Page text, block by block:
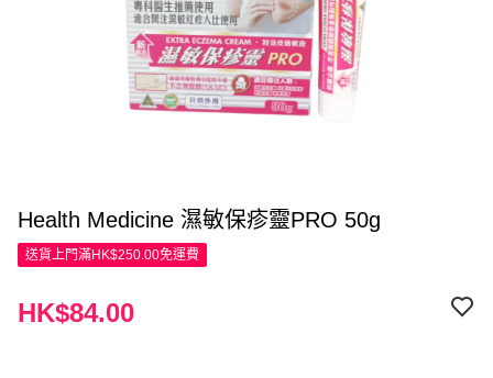
Health Medicine 濕敏保疹靈PRO 50g
送貨上門滿HK$250.00免運費
HK$84.00